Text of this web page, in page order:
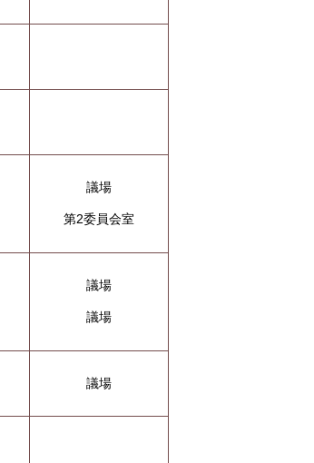
議場
第2委員会室
議場
議場
議場